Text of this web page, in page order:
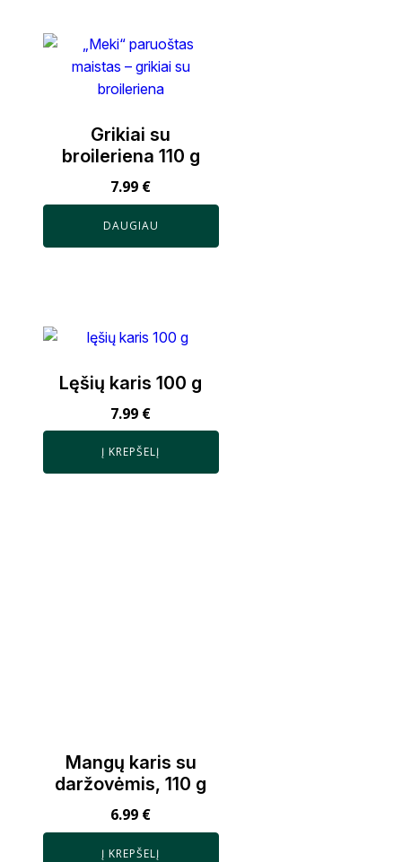
Grikiai su
broileriena 110 g
7.99 €
DAUGIAU
Lęšių karis 100 g
7.99 €
Į KREPŠELĮ
Mangų karis su
daržovėmis, 110 g
6.99 €
Į KREPŠELĮ